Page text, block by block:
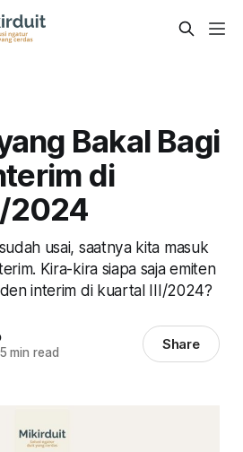
Bakal Bagi
di
2024
usai, saatnya kita masuk
Kira-kira siapa saja emiten
interim di kuartal III/2024?
min read Share